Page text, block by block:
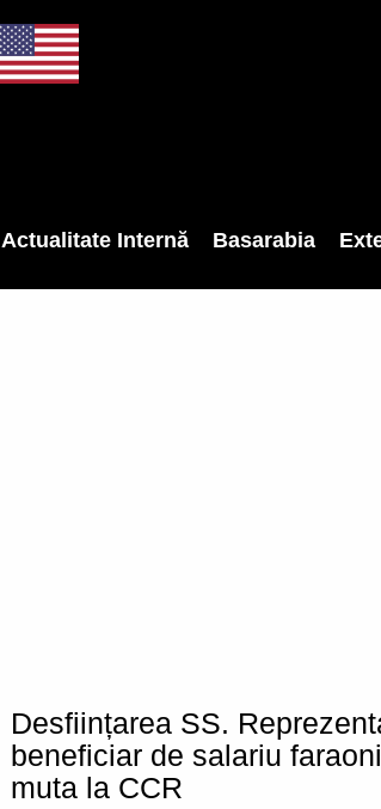
Actualitate Internă Basarabia
Desființarea SS.
beneficiar de salariu
muta la CCR